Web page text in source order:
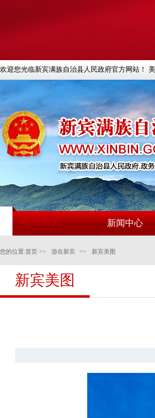
欢迎您光临新宾满族自治县人民政府官方网站！
网站首页 新闻中心
您的位置:首页 >> 游在新宾 >> 新宾美图
新宾美图